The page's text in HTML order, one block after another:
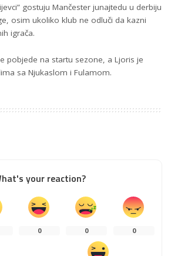
gostuju Mančester junajtedu u derbiju
osim ukoliko klub ne odluči da kazni
igrača.
pobjede na startu sezone, a Ljoris je
sa Njukaslom i Fulamom.
your reaction?
0 0 0